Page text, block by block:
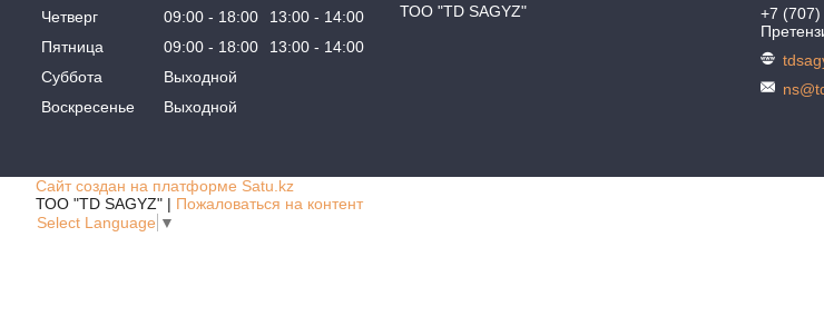
Четверг
09:00 18:00 13:00
14:00
Пятница
09:00 18:00 13:00
14:00
Суббота
Выходной
Воскресенье
Выходной
ТОО "TD SAGYZ"
+7 (707)
Сайт создан на платформе Satu.kz
ТОО "TD SAGYZ" | Пожаловаться на контент
Select Language ▼